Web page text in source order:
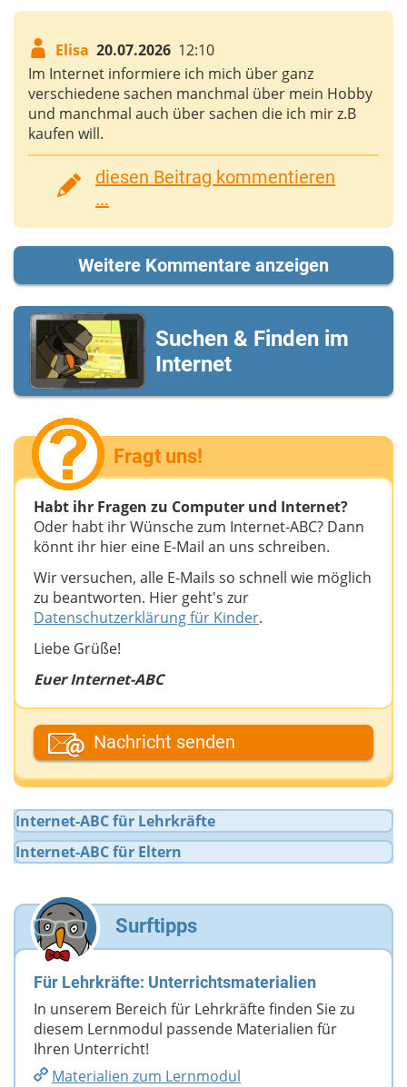
Elisa 20.07.2026 12:10
Im Internet informiere ich mich über ganz
verschiedene sachen manchmal über mein Hobby
und manchmal auch über sachen die ich mir z.B
kaufen will.
diesen Beitrag kommentieren
...
Weitere Kommentare anzeigen
Suchen & Finden im
Internet
Fragt uns!
Habt ihr Fragen zu Computer und Internet?
Oder habt ihr Wünsche zum Internet-ABC? Dann
könnt ihr hier eine E-Mail an uns schreiben.
Wir versuchen, alle E-Mails so schnell wie möglich
zu beantworten. Hier geht's zur
Datenschutzerklärung für Kinder.
Liebe Grüße!
Euer Internet-ABC
Dein Fantasiename
Deine E-Mail-Adresse (wenn du eine Antwort
möchtest)
Deine Nachricht
Nachricht senden
Internet-ABC für Lehrkräfte
Internet-ABC für Eltern
Surftipps
Für Lehrkräfte: Unterrichtsmaterialien
In unserem Bereich für Lehrkräfte finden Sie zu
diesem Lernmodul passende Materialien für
Ihren Unterricht!
Materialien zum Lernmodul